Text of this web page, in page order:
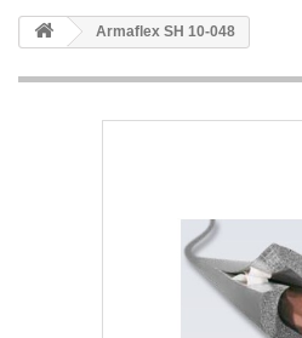
Armaflex SH 10-048